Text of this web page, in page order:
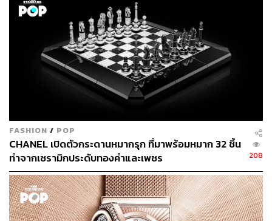
ABOUT THE AUTHOR
ตฤณ ตารพล
Junior Content Creator ประจำกอง
บรรณาธิการข่าว THE STANDARD
WEALTH
FASHION / POP
CHANEL เปิดตัวกระดานหมากรุก ที่มาพร้อมหมาก 32 ชิ้น
ทำจากเซรามิกประดับทองคำและเพชร
208